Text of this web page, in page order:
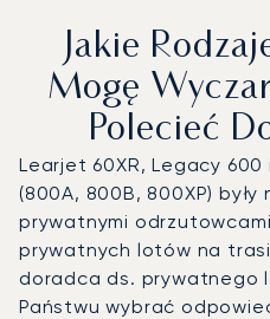
Jakie
Mogę
Polecieć
Learjet 60XR, Legacy
(800A, 800B, 800XP)
prywatnymi
prywatnych lotów na
doradca ds. prywatnego
Państwu wybrać